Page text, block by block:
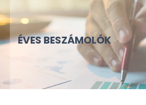
ÉVES BESZÁMOLÓK